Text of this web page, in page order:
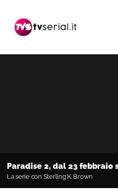
navigazione
contenuto
barra
primaria
Paradise 2, dal 23 febbraio
La serie con Sterling K. Brown